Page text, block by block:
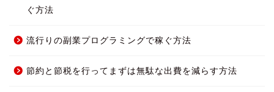
ぐ方法
流行りの副業プログラミングで稼ぐ方法
節約と節税を行ってまずは無駄な出費を減らす方法